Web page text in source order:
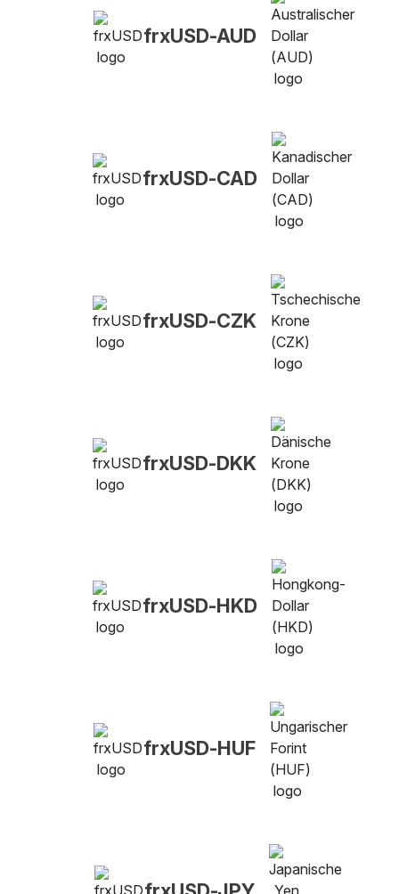
frxUSD-AUD
frxUSD-CAD
frxUSD-CZK
frxUSD-DKK
frxUSD-HKD
frxUSD-HUF